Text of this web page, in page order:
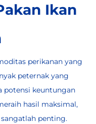
Ikan
perikanan yang
peternak yang
potensi keuntungan
hasil maksimal,
penting.